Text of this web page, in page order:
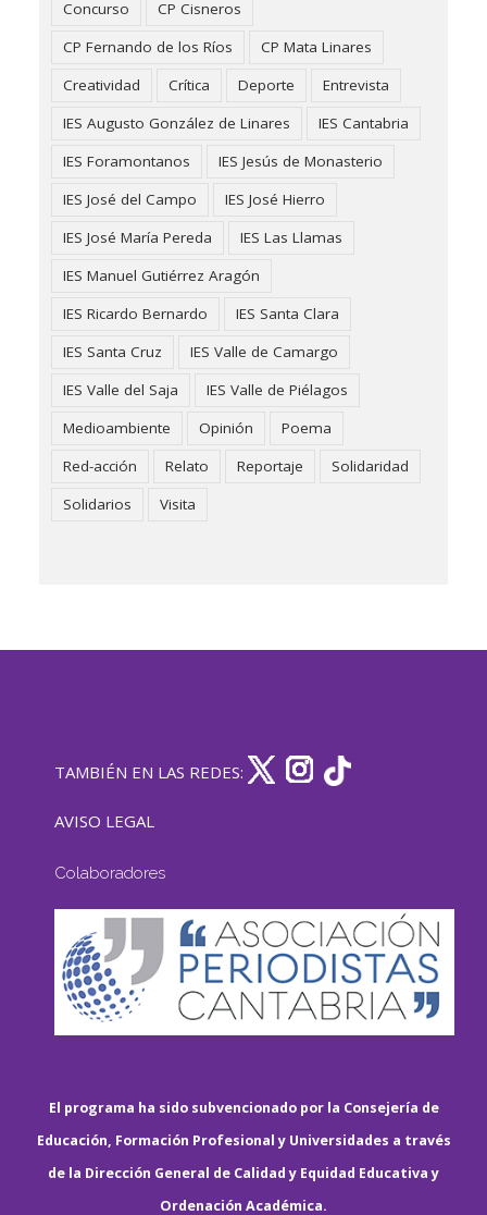
Concurso
CP Cisneros
CP Fernando de los Ríos
CP Mata Linares
Creatividad
Crítica Deporte
Entrevista
IES Augusto González de Linares
IES Cantabria
IES Foramontanos
IES Jesús de Monasterio
IES José del Campo
IES José Hierro
IES José María Pereda
IES Las Llamas
IES Manuel Gutiérrez Aragón
IES Ricardo Bernardo
IES Santa Clara
IES Santa Cruz
IES Valle de Camargo
IES Valle del Saja
IES Valle de Piélagos
Medioambiente
Opinión
Poema
Red-acción
Relato Reportaje
Solidaridad
Solidarios
Visita
TAMBIÉN EN LAS REDES:
AVISO LEGAL
Colaboradores
El programa ha sido subvencionado por la Consejería de
Educación, Formación Profesional y Universidades a través
de la Dirección General de Calidad y Equidad Educativa y
Ordenación Académica.